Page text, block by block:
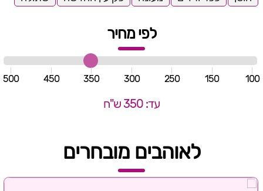
לפי מחיר
100
150
250
300
350
450
500
עד: 350 ש"ח
לאוהבים מובחרים